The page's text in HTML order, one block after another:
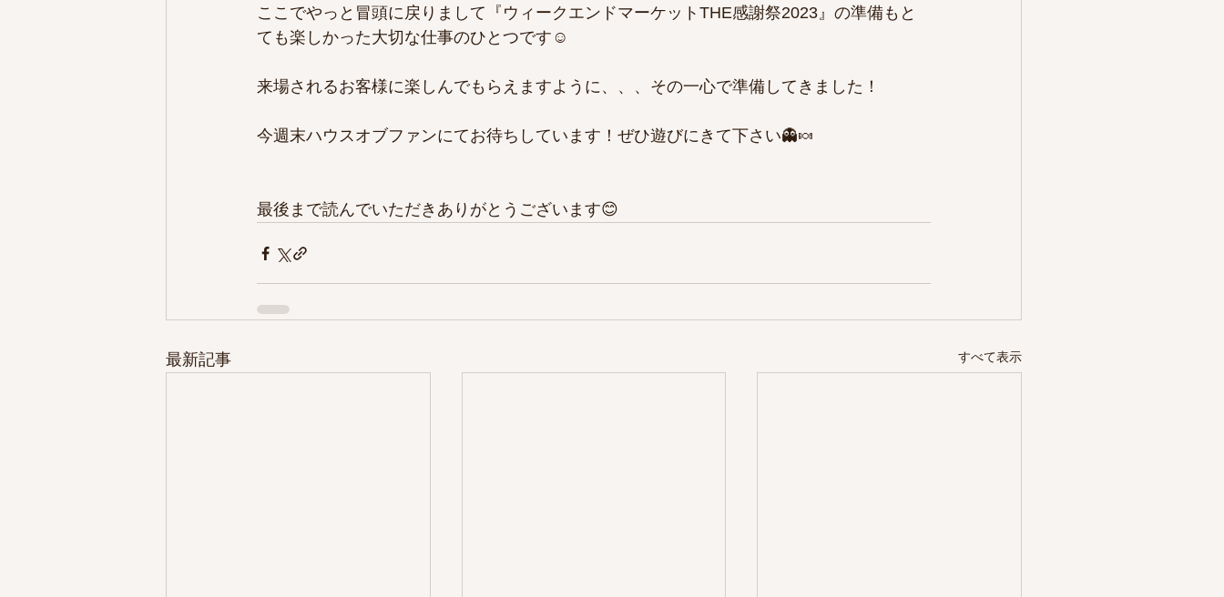
ここでやっと冒頭に戻りまして『ウィークエンドマーケットTHE感謝祭2023』の準備もと
ても楽しかった大切な仕事のひとつです☺️
来場されるお客様に楽しんでもらえますように、、、その一心で準備してきました！
今週末ハウスオブファンにてお待ちしています！ぜひ遊びにきて下さい👻🍬
最後まで読んでいただきありがとうございます😊
最新記事 すべて表示